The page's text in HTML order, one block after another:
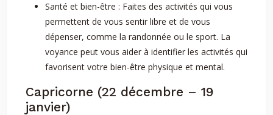
Santé et bien-être : Faites des activités qui vous
permettent de vous sentir libre et de vous
dépenser, comme la randonnée ou le sport. La
voyance peut vous aider à identifier les activités qui
favorisent votre bien-être physique et mental.
Capricorne (22 décembre – 19
janvier)